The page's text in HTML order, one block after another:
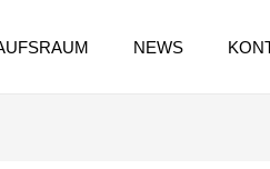
NEWS